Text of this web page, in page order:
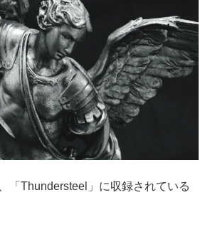
「Thundersteel」に収録されている